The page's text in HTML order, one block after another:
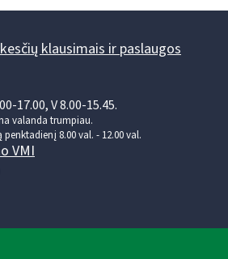
klausimais ir paslaugos
17.00, V 8.00-15.45.
valanda trumpiau.
8.00 val. - 12.00 val.
VMI